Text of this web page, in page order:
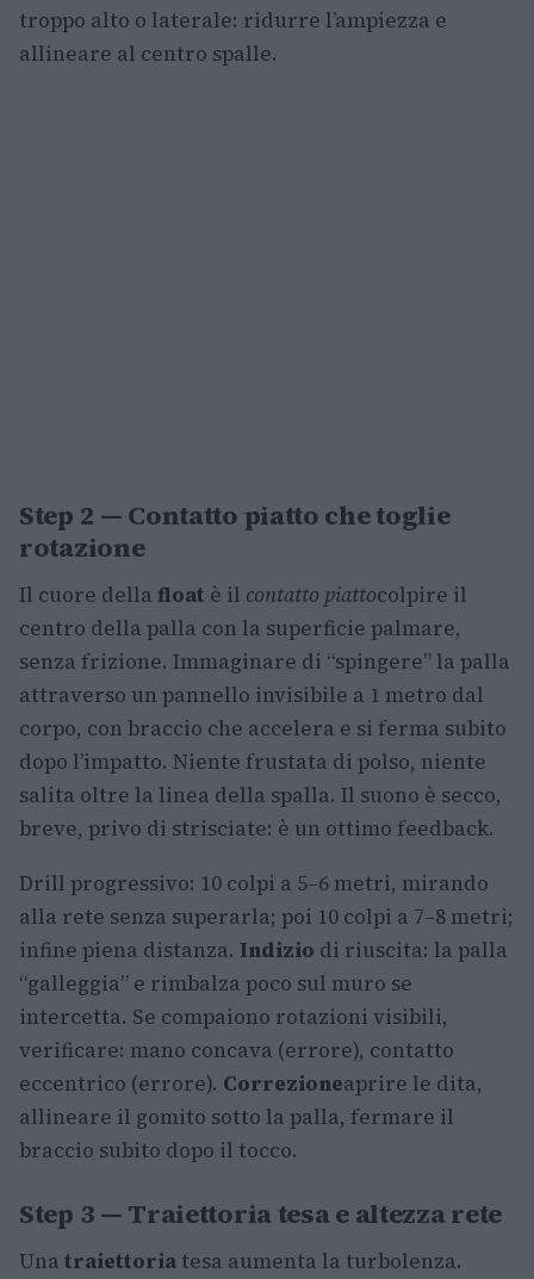
troppo alto o laterale: ridurre l’ampiezza e
allineare al centro spalle.
Step 2 — Contatto piatto che toglie
rotazione
Il cuore della float è il contatto piattocolpire il
centro della palla con la superficie palmare,
senza frizione. Immaginare di “spingere” la palla
attraverso un pannello invisibile a 1 metro dal
corpo, con braccio che accelera e si ferma subito
dopo l’impatto. Niente frustata di polso, niente
salita oltre la linea della spalla. Il suono è secco,
breve, privo di strisciate: è un ottimo feedback.
Drill progressivo: 10 colpi a 5–6 metri, mirando
alla rete senza superarla; poi 10 colpi a 7–8 metri;
infine piena distanza. Indizio di riuscita: la palla
“galleggia” e rimbalza poco sul muro se
intercetta. Se compaiono rotazioni visibili,
verificare: mano concava (errore), contatto
eccentrico (errore). Correzioneaprire le dita,
allineare il gomito sotto la palla, fermare il
braccio subito dopo il tocco.
Step 3 — Traiettoria tesa e altezza rete
Una traiettoria tesa aumenta la turbolenza.